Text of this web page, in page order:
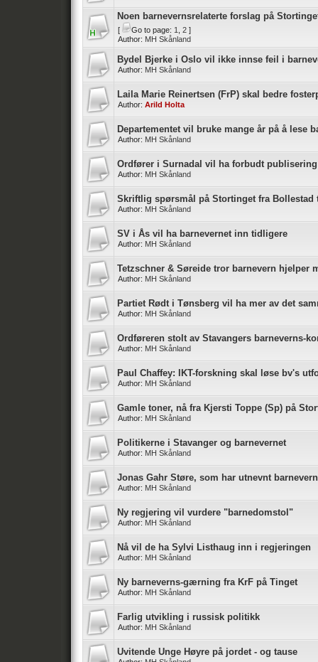
Noen barnevernsrelaterte forslag på
[ Go to page: 1 2 ]
Author: MH Skånland
Bydel Bjerke i Oslo vil ikke innse feil i
Author: MH Skånland
Laila Marie Reinertsen (FrP) skal bedre
Author: Arild Holta
Departementet vil bruke mange år på å lese
Author: MH Skånland
Ordfører i Surnadal vil ha forbudt
Author: MH Skånland
Skriftlig spørsmål på Stortinget fra Bollestad
Author: MH Skånland
SV i Ås vil ha barnevernet inn tidligere
Author: MH Skånland
Tetzschner & Søreide tror barnevern hjelper
Author: MH Skånland
Partiet Rødt i Tønsberg vil ha mer av det
Author: MH Skånland
Ordføreren stolt av Stavangers barneverns-
Author: MH Skånland
Paul Chaffey: IKT-forskning skal løse bv's
Author: MH Skånland
Gamle toner, nå fra Kjersti Toppe (Sp) på
Author: MH Skånland
Politikerne i Stavanger og barnevernet
Author: MH Skånland
Jonas Gahr Støre, som har utnevnt
Author: MH Skånland
Ny regjering vil vurdere "barnedomstol"
Author: MH Skånland
Nå vil de ha Sylvi Listhaug inn i regjeringen
Author: MH Skånland
Ny barneverns-gærning fra KrF på Tinget
Author: MH Skånland
Farlig utvikling i russisk politikk
Author: MH Skånland
Uvitende Unge Høyre på jordet - og tause